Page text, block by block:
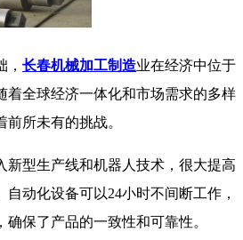
长春机械加工制造业在经济中位于
着全球经济一体化和市场需求的多样
所未有的挑战。
新型生产线和机器人技术，很大提高
动化设备可以24小时不间断工作，
保了产品的一致性和可靠性。